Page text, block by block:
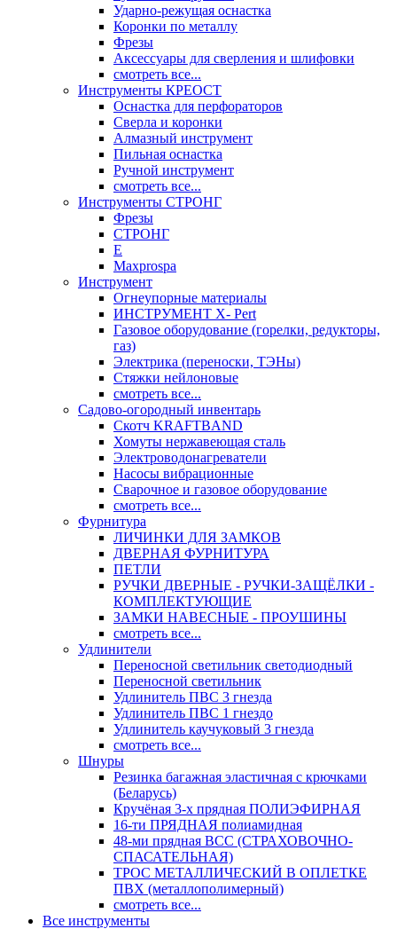
Ударно‑режущая оснастка
Коронки по металлу
Фрезы
Аксессуары для сверления и шлифовки
смотреть все...
Инструменты КРЕОСТ
Оснастка для перфораторов
Сверла и коронки
Алмазный инструмент
Пильная оснастка
Ручной инструмент
смотреть все...
Инструменты СТРОНГ
Фрезы
СТРОНГ
Е
Maxprospa
Инструмент
Огнеупорные материалы
ИНСТРУМЕНТ X- Pert
Газовое оборудование (горелки, редукторы,
газ)
Электрика (переноски, ТЭНы)
Стяжки нейлоновые
смотреть все...
Садово-огородный инвентарь
Скотч KRAFTBAND
Хомуты нержавеющая сталь
Электроводонагреватели
Насосы вибрационные
Сварочное и газовое оборудование
смотреть все...
Фурнитура
ЛИЧИНКИ ДЛЯ ЗАМКОВ
ДВЕРНАЯ ФУРНИТУРА
ПЕТЛИ
РУЧКИ ДВЕРНЫЕ - РУЧКИ-ЗАЩЁЛКИ -
КОМПЛЕКТУЮЩИЕ
ЗАМКИ НАВЕСНЫЕ - ПРОУШИНЫ
смотреть все...
Удлинители
Переносной светильник светодиодный
Переносной светильник
Удлинитель ПВС 3 гнезда
Удлинитель ПВС 1 гнездо
Удлинитель каучуковый 3 гнезда
смотреть все...
Шнуры
Резинка багажная эластичная с крючками
(Беларусь)
Кручёная 3-х прядная ПОЛИЭФИРНАЯ
16-ти ПРЯДНАЯ полиамидная
48-ми прядная ВСС (СТРАХОВОЧНО-
СПАСАТЕЛЬНАЯ)
ТРОС МЕТАЛЛИЧЕСКИЙ В ОПЛЕТКЕ
ПВХ (металлополимерный)
смотреть все...
Все инструменты